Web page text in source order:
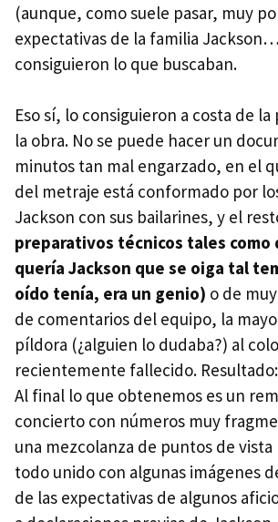
(aunque, como suele pasar, muy
expectativas de la familia
consiguieron lo que buscaban.
Eso sí, lo consiguieron a costa de
la obra. No se puede hacer un
minutos tan mal engarzado, en el
del metraje está conformado por
Jackson con sus bailarines, y el
preparativos técnicos tales como
quería Jackson que se oiga tal
oído tenía, era un genio) o de
de comentarios del equipo, la
píldora (¿alguien lo dudaba?) al
recientemente fallecido.
Al final lo que obtenemos es un
concierto con números muy
una mezcolanza de puntos de
todo unido con algunas imágenes
de las expectativas de algunos